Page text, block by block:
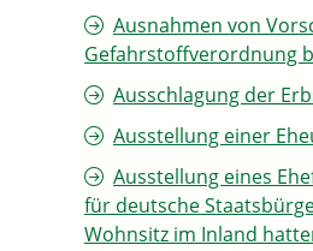
Ausnahmen von
Gefahrstoffverordnung
Ausschlagung der
Ausstellung einer
Ausstellung eines
für deutsche
Wohnsitz im Inland